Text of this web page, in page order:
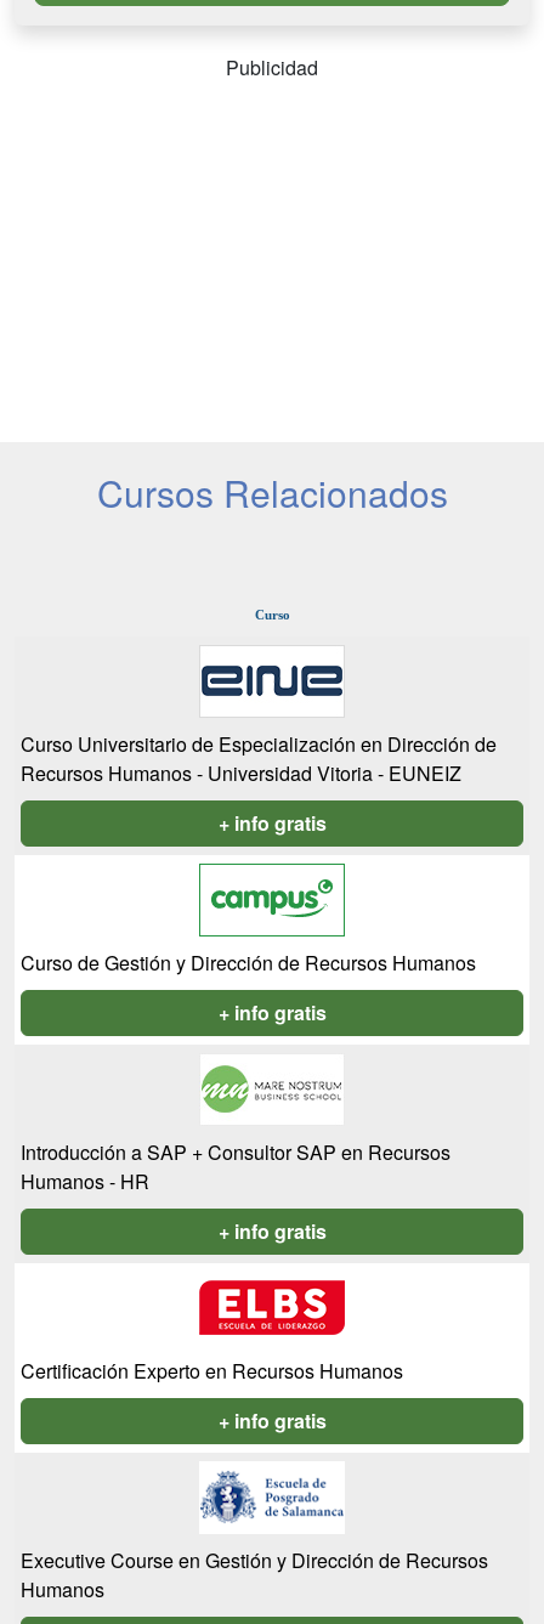
Publicidad
Cursos Relacionados
Curso
Curso Universitario de Especialización en Dirección de
Recursos Humanos - Universidad Vitoria - EUNEIZ
+ info gratis
Curso de Gestión y Dirección de Recursos Humanos
+ info gratis
Introducción a SAP + Consultor SAP en Recursos
Humanos - HR
+ info gratis
Certificación Experto en Recursos Humanos
+ info gratis
Executive Course en Gestión y Dirección de Recursos
Humanos